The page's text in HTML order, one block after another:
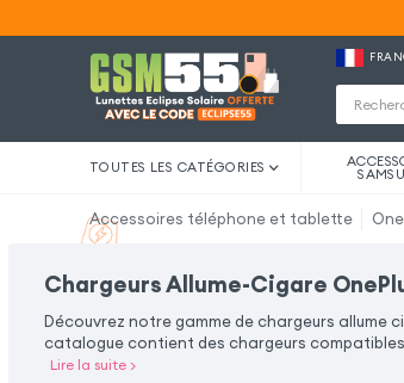
TOUTES LES CATÉGORIES
Accessoires téléphone et tablette
Chargeurs Allume-Cigare
Découvrez notre gamme de chargeurs allume
catalogue contient des chargeurs
Lire la suite>